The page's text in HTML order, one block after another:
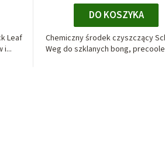
Leaf
i...
DO KOSZYKA
Chemiczny środek czyszczący
Weg do szklanych bong,